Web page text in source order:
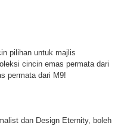
pilihan untuk majlis
cincin emas permata dari
permata dari M9!
dan Design Eternity, boleh